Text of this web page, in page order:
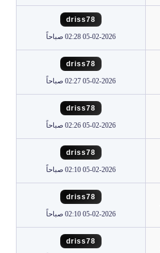
driss78
05-02-2026 02:28 صباحاً
driss78
05-02-2026 02:27 صباحاً
driss78
05-02-2026 02:26 صباحاً
driss78
05-02-2026 02:10 صباحاً
driss78
05-02-2026 02:10 صباحاً
driss78